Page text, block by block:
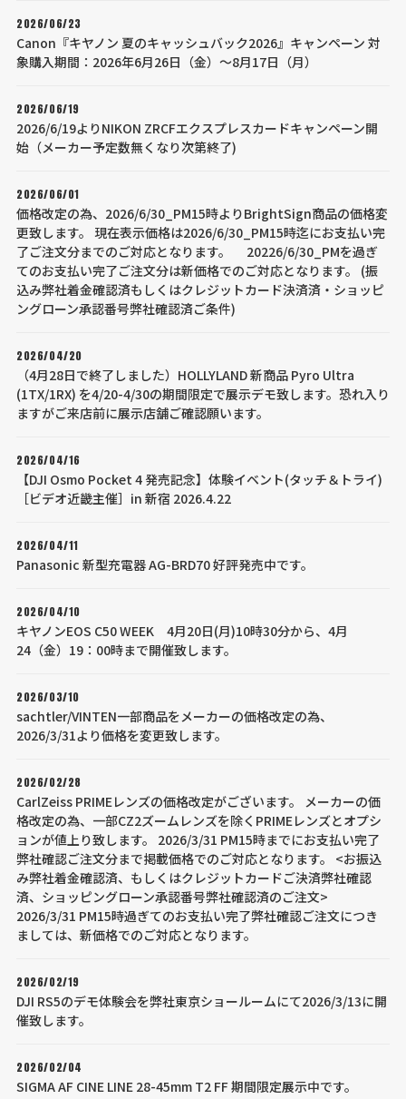
2026/06/23
Canon『キヤノン 夏のキャッシュバック2026』キャンペーン 対
象購入期間：2026年6月26日（金）～8月17日（月）
2026/06/19
2026/6/19よりNIKON ZRCFエクスプレスカードキャンペーン開
始（メーカー予定数無くなり次第終了)
2026/06/01
価格改定の為、2026/6/30_PM15時よりBrightSign商品の価格変
更致します。 現在表示価格は2026/6/30_PM15時迄にお支払い完
了ご注文分までのご対応となります。 20226/6/30_PMを過ぎ
てのお支払い完了ご注文分は新価格でのご対応となります。 (振
込み弊社着金確認済もしくはクレジットカード決済済・ショッピ
ングローン承認番号弊社確認済ご条件)
2026/04/20
（4月28日で終了しました）HOLLYLAND 新商品 Pyro Ultra
(1TX/1RX) を4/20-4/30の期間限定で展示デモ致します。恐れ入り
ますがご来店前に展示店舗ご確認願います。
2026/04/16
【DJI Osmo Pocket 4 発売記念】体験イベント(タッチ＆トライ)
［ビデオ近畿主催］in 新宿 2026.4.22
2026/04/11
Panasonic 新型充電器 AG-BRD70 好評発売中です。
2026/04/10
キヤノンEOS C50 WEEK 4月20日(月)10時30分から、4月
24（金）19：00時まで開催致します。
2026/03/10
sachtler/VINTEN一部商品をメーカーの価格改定の為、
2026/3/31より価格を変更致します。
2026/02/28
CarlZeiss PRIMEレンズの価格改定がございます。 メーカーの価
格改定の為、一部CZ2ズームレンズを除くPRIMEレンズとオプシ
ョンが値上り致します。 2026/3/31 PM15時までにお支払い完了
弊社確認ご注文分まで掲載価格でのご対応となります。 <お振込
み弊社着金確認済、もしくはクレジットカードご決済弊社確認
済、ショッピングローン承認番号弊社確認済のご注文>
2026/3/31 PM15時過ぎてのお支払い完了弊社確認ご注文につき
ましては、新価格でのご対応となります。
2026/02/19
DJI RS5のデモ体験会を弊社東京ショールームにて2026/3/13に開
催致します。
2026/02/04
SIGMA AF CINE LINE 28-45mm T2 FF 期間限定展示中です。